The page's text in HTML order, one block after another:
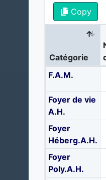
Copy
Catégorie
F.A.M.
Foyer de vie
A.H.
Foyer
Héberg.A.H.
Foyer
Poly.A.H.